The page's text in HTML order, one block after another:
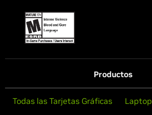
Productos
Todas las Tarjetas Gráficas Laptop